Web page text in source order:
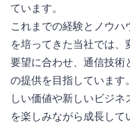
ています。
これまでの経験とノウ
を培ってきた当社では
要望に合わせ、通信技術
の提供を目指しています
しい価値や新しいビジ
を楽しみながら成長して